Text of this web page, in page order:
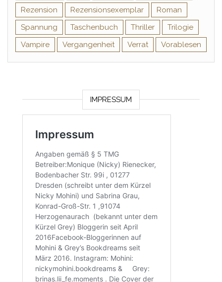
Rezension
Rezensionsexemplar
Roman
Spannung
Taschenbuch Thriller
Trilogie
Vampire
Vergangenheit Verrat Vorablesen
IMPRESSUM